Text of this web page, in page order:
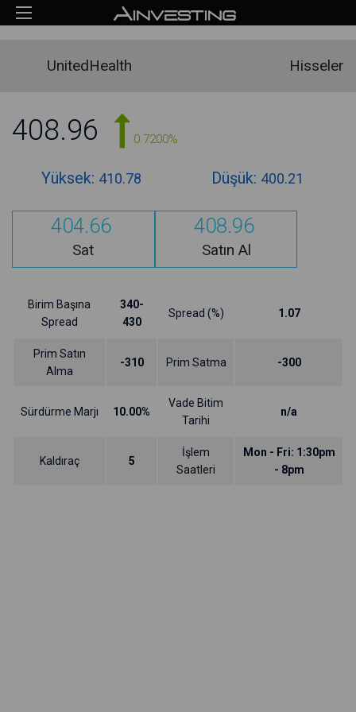
UnitedHealth Hisseler
408.96 0.7200%
Yüksek: 410.78 Düşük: 400.21
404.66
Sat
408.96
Satın Al
Birim Başına
Spread
340-
430
Spread (%) 1.07
Prim Satın
Alma
-310 Prim Satma -300
Sürdürme Marjı 10.00%
Vade Bitim
Tarihi
n/a
Kaldıraç 5
İşlem
Saatleri
Mon - Fri: 1:30pm
- 8pm